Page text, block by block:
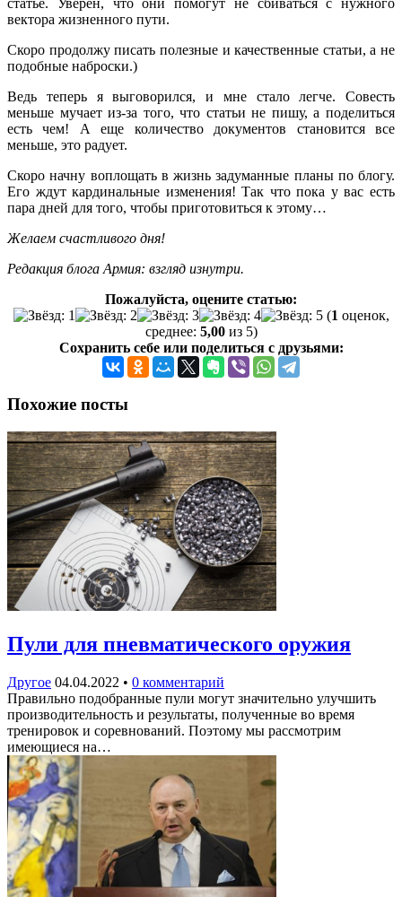
статье. Уверен, что они помогут не сбиваться с нужного
вектора жизненного пути.
Скоро продолжу писать полезные и качественные статьи, а не
подобные наброски.)
Ведь теперь я выговорился, и мне стало легче. Совесть
меньше мучает из-за того, что статьи не пишу, а поделиться
есть чем! А еще количество документов становится все
меньше, это радует.
Скоро начну воплощать в жизнь задуманные планы по блогу.
Его ждут кардинальные изменения! Так что пока у вас есть
пара дней для того, чтобы приготовиться к этому…
Желаем счастливого дня!
Редакция блога Армия: взгляд изнутри.
Пожалуйста, оцените статью:
(1 оценок,
среднее: 5,00из 5)
Сохранить себе или поделиться с друзьями:
Похожие посты
Пули для пневматического оружия
Другое 04.04.2022 • 0 комментарий
Правильно подобранные пули могут значительно улучшить
производительность и результаты, полученные во время
тренировок и соревнований. Поэтому мы рассмотрим
имеющиеся на…